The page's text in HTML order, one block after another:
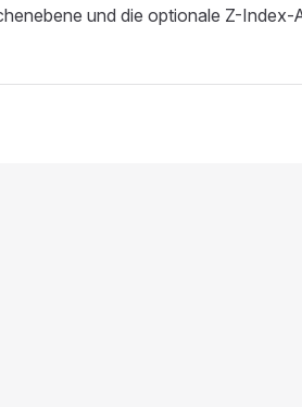
und die optionale Z-Index-